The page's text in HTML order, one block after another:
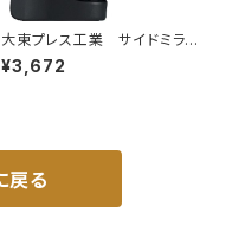
大東プレス工業 サイドミラー/
バックミラーダイハツ ハイゼッ
トカーゴ 左 06年～ DI-64
¥3,672
戻る